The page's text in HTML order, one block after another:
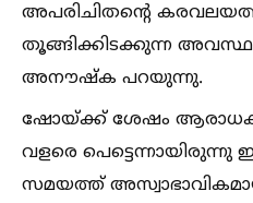
അപരിചിതന്റെ
തൂങ്ങിക്കിടക്കുന്ന
അനൗഷ്ക പറയുന്നു.
ഷോയ്ക്ക് ശേഷം
വളരെ പെട്ടെന്നായിരുന്നു
സമയത്ത്